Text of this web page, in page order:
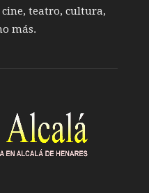
teatro, cultura,
más.